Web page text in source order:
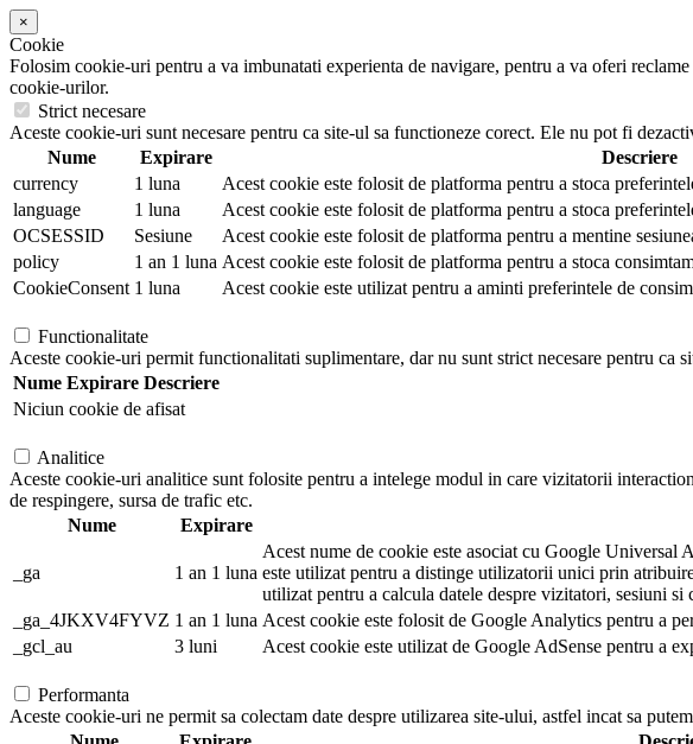
×
Cookie
Folosim cookie-uri pentru a va imbunatati experienta de navigare, pentru a va oferi
cookie-urilor.
Strict necesare
Aceste cookie-uri sunt necesare pentru ca site-ul sa functioneze corect. Ele nu pot fi
Nume
Expirare
Descriere
currency
1 luna
Acest cookie este folosit de platforma pentru a stoca
language
1 luna
Acest cookie este folosit de platforma pentru a stoca
OCSESSID
Sesiune
Acest cookie este folosit de platforma pentru a mentine
policy
1 an 1 luna Acest cookie este folosit de platforma pentru a stoca
CookieConsent 1 luna Acest cookie este utilizat pentru a aminti preferintele de
Functionalitate
Aceste cookie-uri permit functionalitati suplimentare, dar nu sunt strict necesare pentru ca
Nume Expirare Descriere
Niciun cookie de afisat
Analitice
Aceste cookie-uri analitice sunt folosite pentru a intelege modul in care vizitatorii
de respingere, sursa de trafic etc.
Nume
Expirare
_ga 1 an 1 luna
Acest nume de cookie este asociat cu Google
este utilizat pentru a distinge utilizatorii unici prin
utilizat pentru a calcula datele despre vizitatori, sesiuni
_ga_4JKXV4FYVZ 1 an 1 luna Acest cookie este folosit de Google Analytics pentru a
_gcl_au
3 luni Acest cookie este utilizat de Google AdSense pentru a
Performanta
Aceste cookie-uri ne permit sa colectam date despre utilizarea site-ului, astfel incat sa